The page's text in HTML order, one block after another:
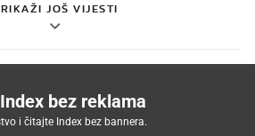
JOŠ VIJESTI
Index bez reklama
i čitajte Index bez bannera.